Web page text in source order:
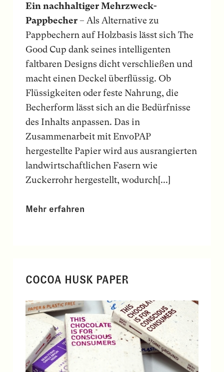
Ein nachhaltiger Mehrzweck-
Pappbecher– Als Alternative zu
Pappbechern auf Holzbasis lässt sich The
Good Cup dank seines intelligenten
faltbaren Designs dicht verschließen und
macht einen Deckel überflüssig. Ob
Flüssigkeiten oder feste Nahrung, die
Becherform lässt sich an die Bedürfnisse
des Inhalts anpassen. Das in
Zusammenarbeit mit EnvoPAP
hergestellte Papier wird aus ausrangierten
landwirtschaftlichen Fasern wie
Zuckerrohr hergestellt, wodurch[...]
Mehr erfahren
COCOA HUSK PAPER